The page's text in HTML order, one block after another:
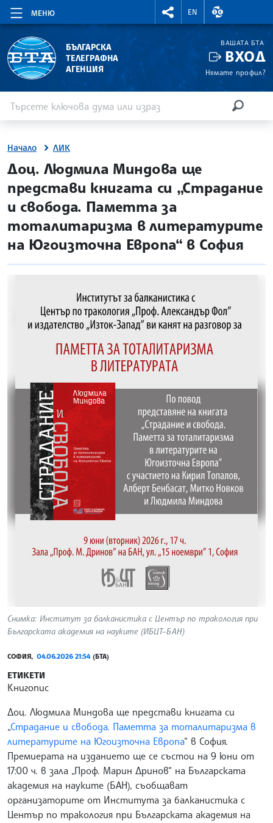
МЕНЮ
RIGHTMENU.SOCIAL
EN
ВАЛУТНИ
БЪЛГАРСКА
ТЕЛЕГРАФНА
АГЕНЦИЯ
ВАШАТА БТА
ВХОД
Нямате профил?
Начало ЛИК
site.bta
Доц. Людмила Миндова ще
представи книгата си „Страдание
и свобода. Паметта за
тоталитаризма в литературите
на Югоизточна Европа“ в София
Снимка: Институт за балканистика с Център по тракология при
Българската академия на науките (ИБЦТ–БАН)
СОФИЯ, 04.06.2026 21:54 (БТА)
ЕТИКЕТИ
Книгопис
Доц. Людмила Миндова ще представи книгата си
„Страдание и свобода. Паметта за тоталитаризма в
литературите на Югоизточна Европа“ в София.
Премиерата на изданието ще се състои на 9 юни от
17:00 ч. в зала „Проф. Марин Дринов“ на Българската
академия на науките (БАН), съобщават
организаторите от Института за балканистика с
Център по тракология при Българската академия на